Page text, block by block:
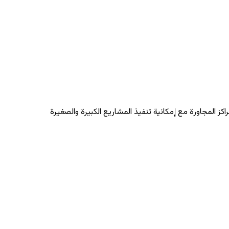
المجاورة مع إمكانية تنفيذ المشاريع الكبيرة والصغيرة